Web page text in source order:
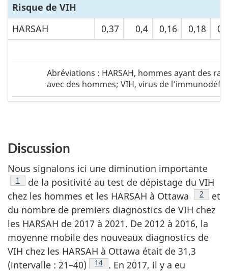
Risque de VIH
HARSAH
0,37 0,4 0,16 0,18
Tableau
3
footnote
Abréviations
Abréviations : HARSAH, hommes ayant des
avec des hommes; VIH, virus de
Discussion
Nous signalons ici une diminution importante
Note de bas de page
1
de la positivité au test de dépistage du VIH
chez les hommes et les HARSAH à Ottawa
Note
2
et
du nombre de premiers diagnostics de VIH chez
les HARSAH de 2017 à 2021. De 2012 à 2016, la
moyenne mobile des nouveaux diagnostics de
VIH chez les HARSAH à Ottawa était de 31,3
(intervalle : 21–40)
Note de bas de page
14
. En 2017, il y a eu